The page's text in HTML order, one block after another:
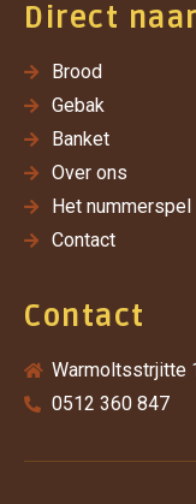
Direct naar
Brood
Gebak
Banket
Over ons
Het nummerspel
Contact
Contact
Warmoltsstrjitte
0512 360 847